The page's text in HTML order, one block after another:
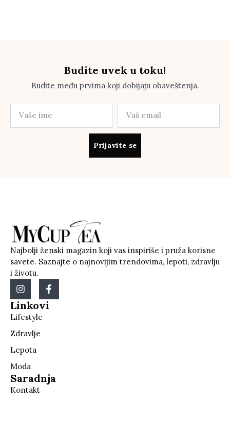
Budite uvek u toku!
Budite među prvima koji dobijaju obaveštenja.
Prijavite se
Najbolji ženski magazin koji vas inspiriše i pruža korisne
savete. Saznajte o najnovijim trendovima, lepoti, zdravlju
i životu.
Linkovi
Lifestyle
Zdravlje
Lepota
Moda
Saradnja
Kontakt